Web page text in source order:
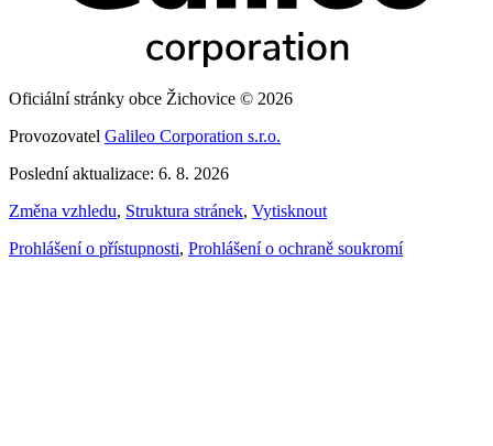
Oficiální stránky obce Žichovice © 2026
Provozovatel Galileo Corporation s.r.o.
Poslední aktualizace: 6. 8. 2026
Změna vzhledu, Struktura stránek, Vytisknout
Prohlášení o přístupnosti, Prohlášení o ochraně soukromí